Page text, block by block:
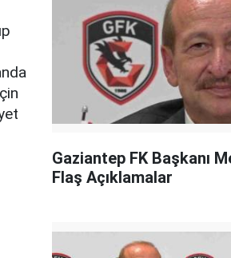
Gaziantep FK Başkanı
Flaş Açıklamalar